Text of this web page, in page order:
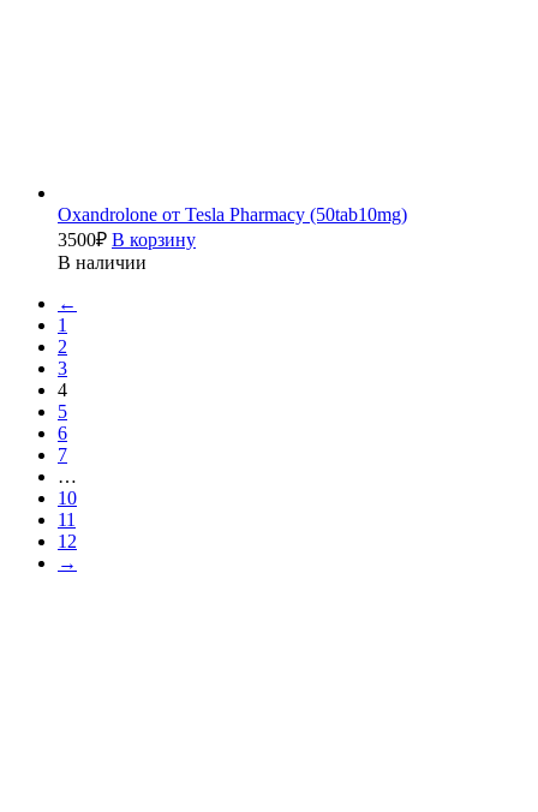
Oxandrolone от Tesla Pharmacy (50tab10mg)
3500₽ В корзину
В наличии
←
1
2
3
4
5
6
7
…
10
11
12
→